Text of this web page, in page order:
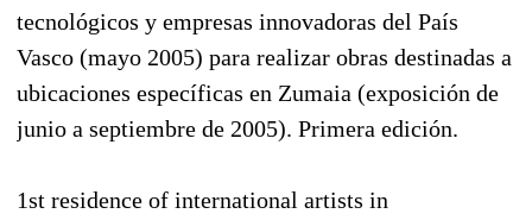
tecnológicos y empresas innovadoras del País
Vasco (mayo 2005) para realizar obras destinadas a
ubicaciones específicas en Zumaia (exposición de
junio a septiembre de 2005). Primera edición.
1st residence of international artists in